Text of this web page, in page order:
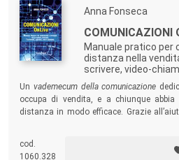
Anna Fonseca
COMUNICAZIONI
Manuale pratico per
distanza nella
scrivere, video-
Un vademecum della comunicazione
occupa di vendita, e a chiunque abbia
distanza in modo efficace. Grazie
evitando le “Parole Tragiche”) il lettore
occasioni. Troverà inoltre
cod.
1060.328